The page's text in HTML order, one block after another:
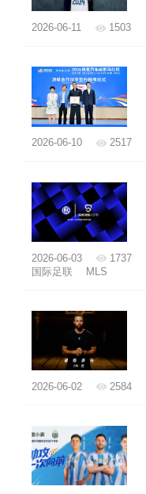
2026-06-11 1503
2026-06-10 2517
2026-06-03 1737
国际足联
MLS
2026-06-02 2584